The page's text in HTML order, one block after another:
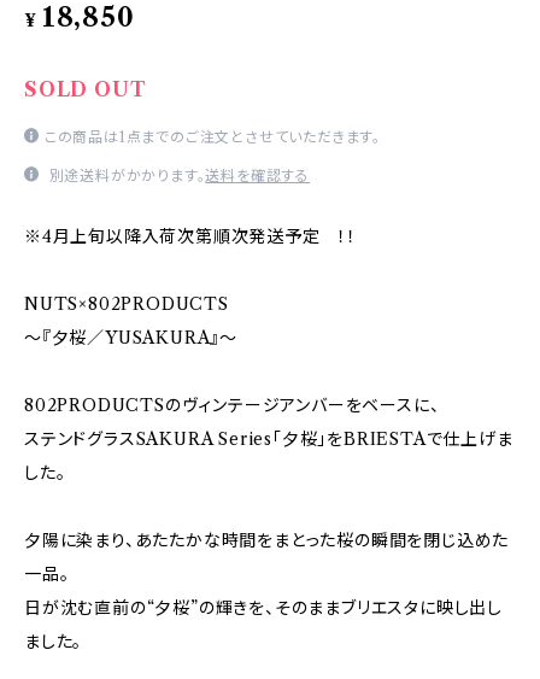
¥ 18,850
SOLD OUT
この商品は1点までのご注文とさせていただきます。
別途送料がかかります。送料を確認する
※4月上旬以降入荷次第順次発送予定 ！！
NUTS×802PRODUCTS
〜『夕桜／YUSAKURA』〜
802PRODUCTSのヴィンテージアンバーをベースに、
ステンドグラスSAKURA Series「夕桜」をBRIESTAで仕上げま
した。
夕陽に染まり、あたたかな時間をまとった桜の瞬間を閉じ込めた
一品。
日が沈む直前の“夕桜”の輝きを、そのままブリエスタに映し出し
ました。